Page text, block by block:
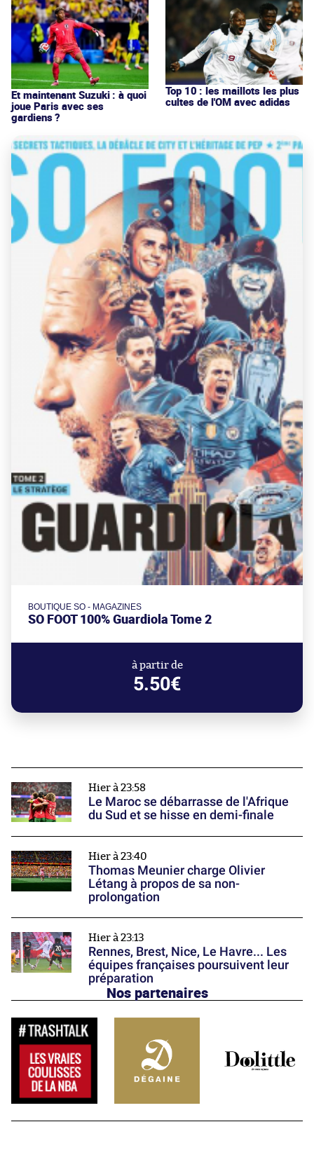
Et maintenant Suzuki : à quoi
joue Paris avec ses
gardiens ?
Top 10 : les maillots les plus
cultes de l'OM avec adidas
BOUTIQUE SO - MAGAZINES
SO FOOT 100% Guardiola Tome 2
à partir de
5.50€
Hier à 23:58
Le Maroc se débarrasse de l'Afrique
du Sud et se hisse en demi-finale
Hier à 23:40
Thomas Meunier charge Olivier
Létang à propos de sa non-
prolongation
Hier à 23:13
Rennes, Brest, Nice, Le Havre... Les
équipes françaises poursuivent leur
préparation
Nos partenaires